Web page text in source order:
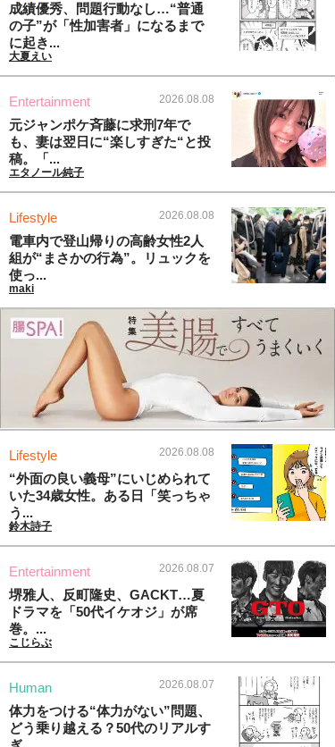
成績優秀、問題行動なし…“普通
の子”が「性加害者」になるまで
に起き...
大夏えい
Entertainment 2026.08.08
元ジャンポケ斉藤に求刑7年で
も、妻は翌日に“楽しすぎた“と投
稿。「...
エタノール純子
Lifestyle 2026.08.08
電車内で登山帰りの高齢女性2人
組が“まさかの行為”。リュックを
使っ...
maki
Lifestyle 2026.08.08
“外面の良い義母”にいじめられて
いた34歳女性。ある日「笑っちゃ
う...
鈴木詩子
Entertainment 2026.08.07
堺雅人、反町隆史、GACKT…夏
ドラマを「50代イケオジ」が席
巻。...
こじらぶ
Human 2026.08.07
体力をつける“体力がない”問題、
どう乗り越える？50代のリアルす